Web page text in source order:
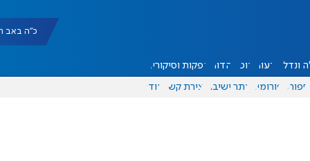
כ"ה באב תשפ"ו
ונדל"ן דעות אוכל יהדות הפקות וסיקורים
ספורט פורומים אתר ישיבה יצירת קשר עוד